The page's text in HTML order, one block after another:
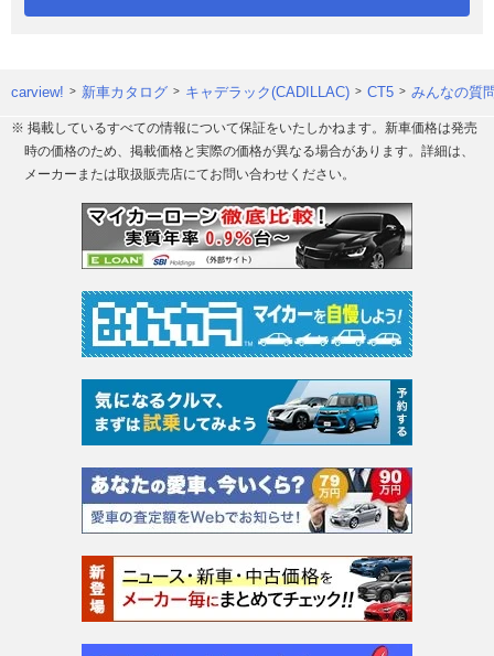
carview! 新車カタログ キャデラック(CADILLAC) CT5 みんなの質
※ 掲載しているすべての情報について保証をいたしかねます。新車価格は発売
時の価格のため、掲載価格と実際の価格が異なる場合があります。詳細は、
メーカーまたは取扱販売店にてお問い合わせください。